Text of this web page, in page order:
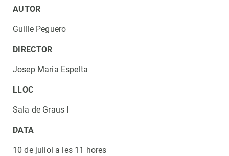
AUTOR
Guille Peguero
DIRECTOR
Josep Maria Espelta
LLOC
Sala de Graus I
DATA
10 de juliol a les 11 hores